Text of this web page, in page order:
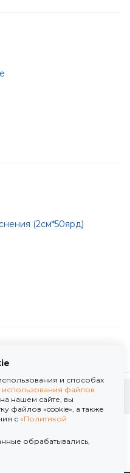
(2см*50ярд)
Информация сайта защищена
и способах
использования файлов
нашем сайте, вы
файлов «cookie», а также
с «Политикой
обрабатывались,